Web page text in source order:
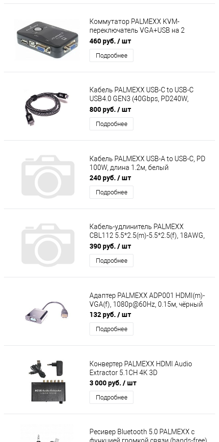
Коммутатор PALMEXX KVM-
переключатель VGA+USB на 2
компьютера
460 руб. / шт
Подробнее
Кабель PALMEXX USB-C to USB-C
USB4.0 GEN3 (40Gbps, PD240W,
8K@60Hz), длина 1м
800 руб. / шт
Подробнее
Кабель PALMEXX USB-A to USB-C, PD
100W, длина 1.2м, белый
240 руб. / шт
Подробнее
Кабель-удлинитель PALMEXX
CBL112 5.5*2.5(m)-5.5*2.5(f), 18AWG,
120W, 5м
390 руб. / шт
Подробнее
Адаптер PALMEXX ADP001 HDMI(m)-
VGA(f), 1080p@60Hz, 0.15м, чёрный
132 руб. / шт
Подробнее
Конвертер PALMEXX HDMI Audio
Extractor 5.1CH 4K 3D
3 000 руб. / шт
Подробнее
Ресивер Bluetooth 5.0 PALMEXX с
функцией громкой связи (hands-free),